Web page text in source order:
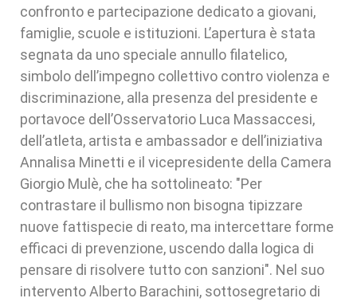
confronto e partecipazione dedicato a giovani,
famiglie, scuole e istituzioni. L’apertura è stata
segnata da uno speciale annullo filatelico,
simbolo dell’impegno collettivo contro violenza e
discriminazione, alla presenza del presidente e
portavoce dell’Osservatorio Luca Massaccesi,
dell’atleta, artista e ambassador e dell’iniziativa
Annalisa Minetti e il vicepresidente della Camera
Giorgio Mulè, che ha sottolineato: "Per
contrastare il bullismo non bisogna tipizzare
nuove fattispecie di reato, ma intercettare forme
efficaci di prevenzione, uscendo dalla logica di
pensare di risolvere tutto con sanzioni". Nel suo
intervento Alberto Barachini, sottosegretario di